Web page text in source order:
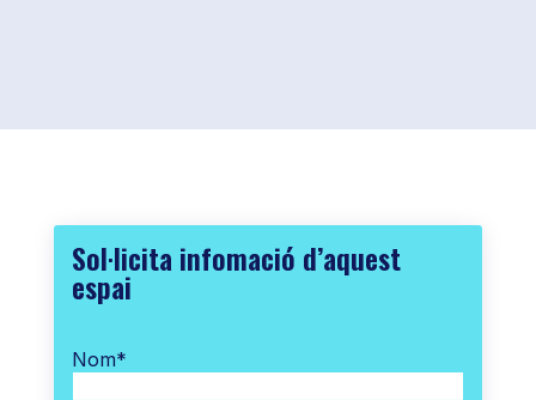
Sol·licita infomació d’aquest
espai
Nom*